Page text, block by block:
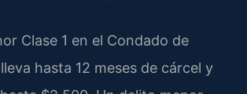
Clase 1 en el Condado de
hasta 12 meses de cárcel y